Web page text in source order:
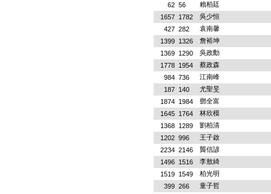
62 56
賴柏廷
1657
1782
吳少恒
427 282
袁南馨
1399
1326
詹裕坤
1369
1290
吳政勳
1778
1954
蔡政森
984 736
江南峰
187
140
尤聖旻
1874
1984
鄧全富
1645
1764
林欣模
1368
1289
劉柏清
1202 996
王子啟
2234 2146
龔信諺
1496
1516
李敖綺
1519
1549
柏光明
399 266
童子哲